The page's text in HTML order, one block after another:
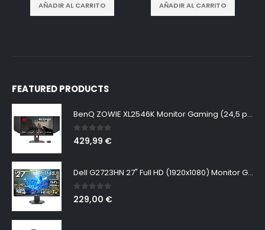
AÑADIR AL CARRITO AÑADIR AL CARRITO
FEATURED PRODUCTS
BenQ ZOWIE XL2546K Monitor Gaming (24,5 pulgadas, FHD 1080p, 240 Hz, 0.5ms, DyAc+, XL Setting to Share, S switch, Shielding Hood)
0out of 5
429,99 €
Dell G2723HN 27" Full HD (1920x1080) Monitor Gaming, 165Hz, Fast IPS, 1ms, AMD FreeSync Premium, NVIDIA G-SYNC Compatible, 99% sRGB, DisplayPort, 2x HDMI, Negro
0out of 5
229,00 €